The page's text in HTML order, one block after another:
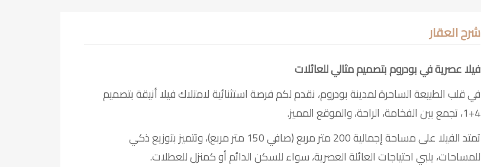
شرح العقار
فيلا عصرية في بودروم بتصميم مثالي للعائلات
في قلب الطبيعة الساحرة لمدينة بودروم، نقدم لكم فرصة استثنائية لامتلاك فيلا أنيقة بتصميم
4+1، تجمع بين الفخامة، الراحة، والموقع المميز.
تمتد الفيلا على مساحة إجمالية 200 متر مربع (صافي 150 متر مربع)، وتتميز بتوزيع ذكي
للمساحات، يلبي احتياجات العائلة العصرية، سواء للسكن الدائم أو كمنزل للعطلات.